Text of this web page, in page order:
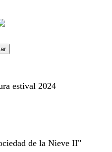
estival 2024
de la Nieve II"